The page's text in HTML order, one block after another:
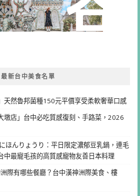
最新台中美食名單
天然魯邦菌種150元平價享受柔軟奢華口感
墩店」台中必吃質感復刻、手路菜，2026
ほんりょうり：平日限定濃郁豆乳鍋，連毛
中最寵毛孩的高質感寵物友善日本料理
際有哪些餐廳？台中漢神洲際美食、樓